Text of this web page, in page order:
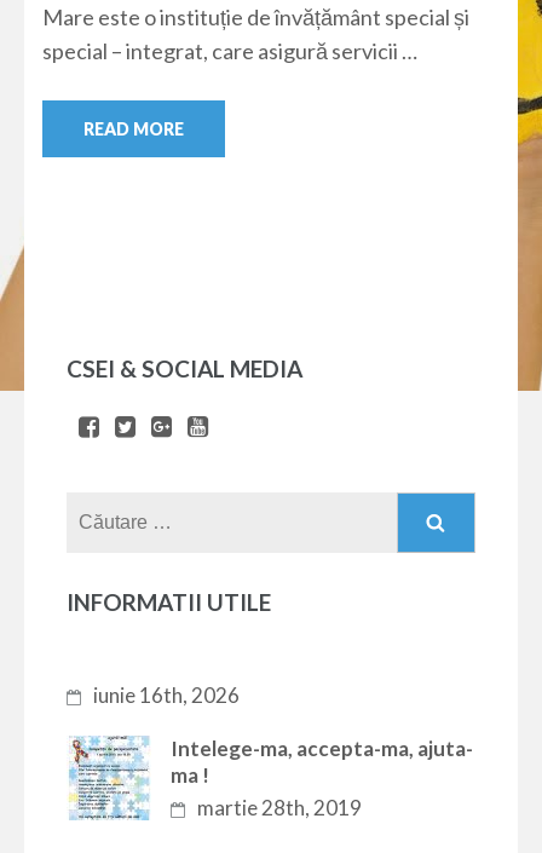
Mare este o instituție de învățământ special și
special – integrat, care asigură servicii …
READ MORE
CSEI & SOCIAL MEDIA
INFORMATII UTILE
iunie 16th, 2026
Intelege-ma, accepta-ma, ajuta-
ma !
martie 28th, 2019